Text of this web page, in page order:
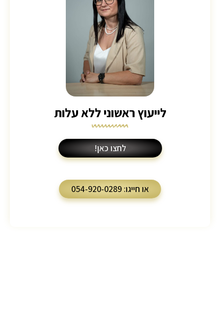
לייעוץ ראשוני ללא עלות
לחצו כאן!
או חייגו: 054-920-0289